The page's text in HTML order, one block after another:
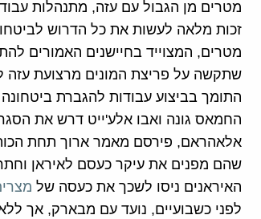
מטרים מן הגבול עם עזה, מתנהלות
מטרים, המצוייד בחיישנים האמורים
שתקשה על פריצת המונים מרצועת עזה
התומך בביצוע עבודות להגברת
החמאס גונה ואבו אלע'ייט דרש את
אלאהראם, פירסם מאמר ארוך תחת
שהם מפנים את עיקר כעסם לאיראן
האיראנים ניסו לשכך את כעסה של
לפני כשבועיים, נועד עם מבארק, אך